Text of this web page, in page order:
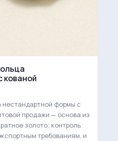
кованой
нестандартной формы с
продажи — основа из
золото; контроль
требованиям, и